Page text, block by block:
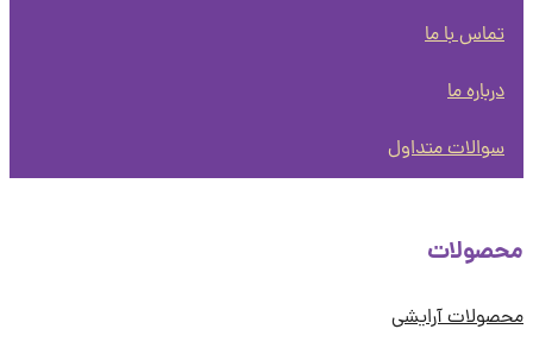
تماس با ما
درباره ما
سوالات متداول
آرایشی